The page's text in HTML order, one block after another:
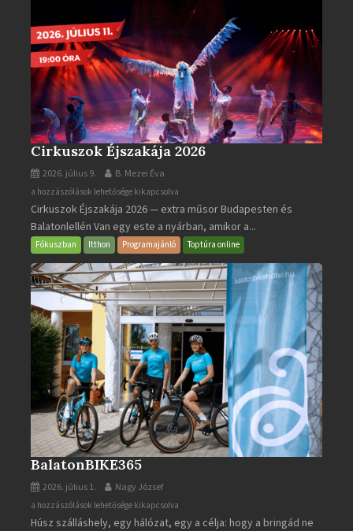
Cirkuszok Éjszakája 2026
2026. július 9. B. Mezei Éva
Cirkuszok
Éjszakája
2026
bejegyzéshez
a hozzászólások lehetősége kikapcsolva
Cirkuszok Éjszakája 2026 — extra műsor Budapesten és
Balatonlellén Van egy este a nyárban, amikor a...
Fókuszban Itthon Programajánló Toptúra online
BalatonBIKE365
2026. július 1. Nagy József
BalatonBIKE365
bejegyzéshez
a hozzászólások lehetősége kikapcsolva
Húsz szálláshely, egy hálózat, egy a célja: hogy a bringád ne